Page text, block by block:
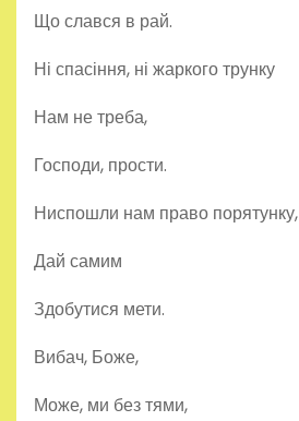
Що слався в рай.
Ні спасіння, ні жаркого трунку
Нам не треба,
Господи, прости.
Ниспошли нам право порятунку,
Дай самим
Здобутися мети.
Вибач, Боже,
Може, ми без тями,